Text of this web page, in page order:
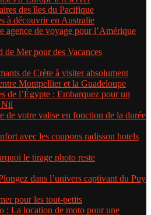
des îles du Pacifique
à découvrir en Australie
agence de voyage pour l’Amérique
Mer pour des Vacances
de Crète à visiter absolument
Montpellier et la Guadeloupe
de l’Égypte : Embarquez pour un
Nil
de votre valise en fonction de la durée
avec les coupons radisson hotels
le tirage photo reste
dans l’univers captivant du Puy
pour les tout-petits
: La location de moto pour une